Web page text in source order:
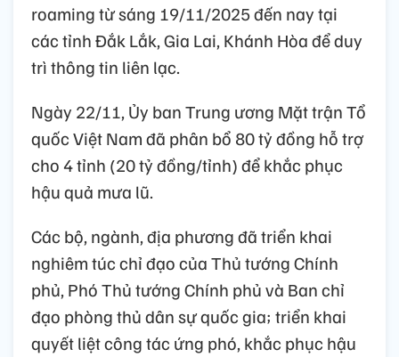
roaming từ sáng 19/11/2025 đến nay tại
các tỉnh Đắk Lắk, Gia Lai, Khánh Hòa để duy
trì thông tin liên lạc.
Ngày 22/11, Ủy ban Trung ương Mặt trận Tổ
quốc Việt Nam đã phân bổ 80 tỷ đồng hỗ trợ
cho 4 tỉnh (20 tỷ đồng/tỉnh) để khắc phục
hậu quả mưa lũ.
Các bộ, ngành, địa phương đã triển khai
nghiêm túc chỉ đạo của Thủ tướng Chính
phủ, Phó Thủ tướng Chính phủ và Ban chỉ
đạo phòng thủ dân sự quốc gia; triển khai
quyết liệt công tác ứng phó, khắc phục hậu